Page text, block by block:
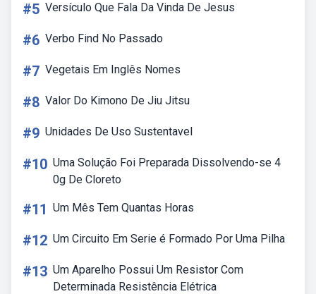
#5 Versículo Que Fala Da Vinda De Jesus
#6 Verbo Find No Passado
#7 Vegetais Em Inglês Nomes
#8 Valor Do Kimono De Jiu Jitsu
#9 Unidades De Uso Sustentavel
#10 Uma Solução Foi Preparada Dissolvendo-se 4
0g De Cloreto
#11 Um Mês Tem Quantas Horas
#12 Um Circuito Em Serie é Formado Por Uma Pilha
#13 Um Aparelho Possui Um Resistor Com
Determinada Resistência Elétrica